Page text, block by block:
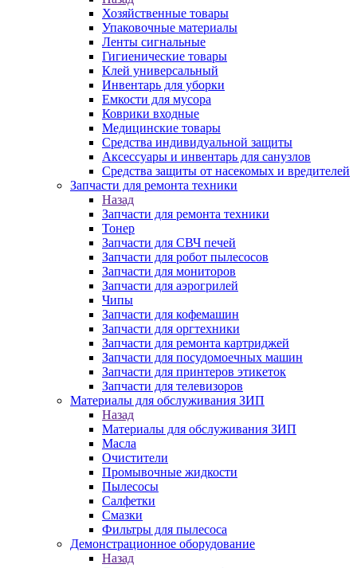
Хозяйственные товары
Упаковочные материалы
Ленты сигнальные
Гигиенические товары
Клей универсальный
Инвентарь для уборки
Емкости для мусора
Коврики входные
Медицинские товары
Средства индивидуальной защиты
Аксессуары и инвентарь для санузлов
Средства защиты от насекомых и вредителей
Запчасти для ремонта техники
Назад
Запчасти для ремонта техники
Тонер
Запчасти для СВЧ печей
Запчасти для робот пылесосов
Запчасти для мониторов
Запчасти для аэрогрилей
Чипы
Запчасти для кофемашин
Запчасти для оргтехники
Запчасти для ремонта картриджей
Запчасти для посудомоечных машин
Запчасти для принтеров этикеток
Запчасти для телевизоров
Материалы для обслуживания ЗИП
Назад
Материалы для обслуживания ЗИП
Масла
Очистители
Промывочные жидкости
Пылесосы
Салфетки
Смазки
Фильтры для пылесоса
Демонстрационное оборудование
Назад